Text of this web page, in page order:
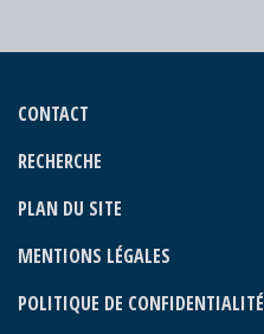
CONTACT
RECHERCHE
PLAN DU SITE
MENTIONS LÉGALES
POLITIQUE DE CONFIDENTIALITÉ